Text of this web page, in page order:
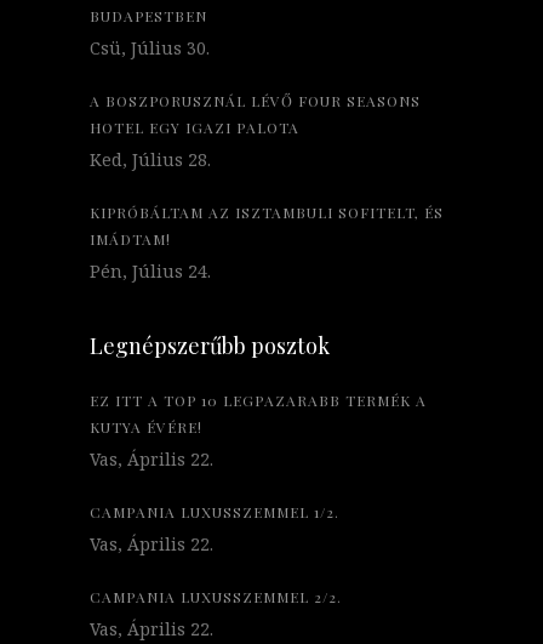
BUDAPESTBEN
Csü, Július 30.
A BOSZPORUSZNÁL LÉVŐ FOUR SEASONS
HOTEL EGY IGAZI PALOTA
Ked, Július 28.
KIPRÓBÁLTAM AZ ISZTAMBULI SOFITELT, ÉS
IMÁDTAM!
Pén, Július 24.
Legnépszerűbb posztok
EZ ITT A TOP 10 LEGPAZARABB TERMÉK A
KUTYA ÉVÉRE!
Vas, Április 22.
CAMPANIA LUXUSSZEMMEL 1/2.
Vas, Április 22.
CAMPANIA LUXUSSZEMMEL 2/2.
Vas, Április 22.